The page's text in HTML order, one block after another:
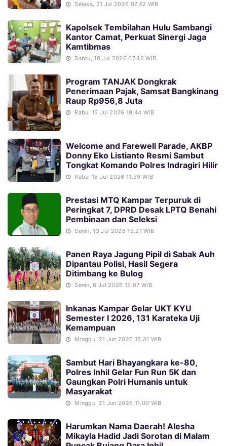
Selasa, 21 Jul 2026 07.42 WIB
Kapolsek Tembilahan Hulu Sambangi
Kantor Camat, Perkuat Sinergi Jaga
Kamtibmas
Sabtu, 18 Jul 2026 07.42 WIB
Program TANJAK Dongkrak
Penerimaan Pajak, Samsat Bangkinang
Raup Rp956,8 Juta
Rabu, 15 Jul 2026 19.44 WIB
Welcome and Farewell Parade, AKBP
Donny Eko Listianto Resmi Sambut
Tongkat Komando Polres Indragiri Hilir
Rabu, 15 Jul 2026 11.39 WIB
Prestasi MTQ Kampar Terpuruk di
Peringkat 7, DPRD Desak LPTQ Benahi
Pembinaan dan Seleksi
Senin, 13 Jul 2026 15.21 WIB
Panen Raya Jagung Pipil di Sabak Auh
Dipantau Polisi, Hasil Segera
Ditimbang ke Bulog
Senin, 6 Jul 2026 15.07 WIB
Inkanas Kampar Gelar UKT KYU
Semester I 2026, 131 Karateka Uji
Kemampuan
Minggu, 21 Jun 2026 15.31 WIB
Sambut Hari Bhayangkara ke-80,
Polres Inhil Gelar Fun Run 5K dan
Gaungkan Polri Humanis untuk
Masyarakat
Minggu, 21 Jun 2026 11.00 WIB
Harumkan Nama Daerah! Alesha
Mikayla Hadid Jadi Sorotan di Malam